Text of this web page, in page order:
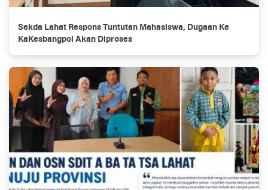
Sekda Lahat Respons Tuntutan Mahasiswa, Dugaan Ke
KaKesbangpol Akan Diproses